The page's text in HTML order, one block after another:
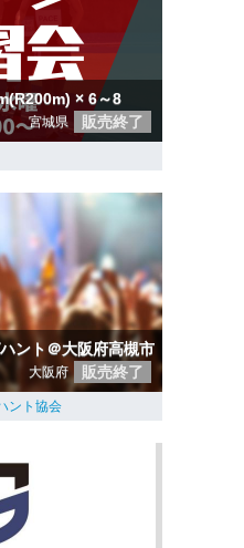
× 6～8
宮城県 販売終了
ント＠大阪府高槻市
大阪府 販売終了
ント協会